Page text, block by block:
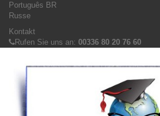
Português BR
Russe
Kontakt
Rufen Sie uns an: 00336 80 20 76 60